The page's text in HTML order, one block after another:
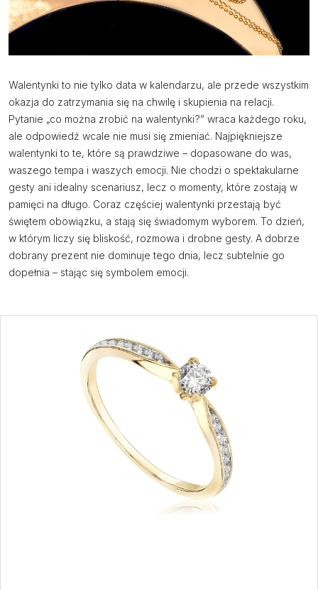
Walentynki to nie tylko data w kalendarzu, ale przede wszystkim
okazja do zatrzymania się na chwilę i skupienia na relacji.
Pytanie „co można zrobić na walentynki?” wraca każdego roku,
ale odpowiedź wcale nie musi się zmieniać. Najpiękniejsze
walentynki to te, które są prawdziwe – dopasowane do was,
waszego tempa i waszych emocji. Nie chodzi o spektakularne
gesty ani idealny scenariusz, lecz o momenty, które zostają w
pamięci na długo. Coraz częściej walentynki przestają być
świętem obowiązku, a stają się świadomym wyborem. To dzień,
w którym liczy się bliskość, rozmowa i drobne gesty. A dobrze
dobrany prezent nie dominuje tego dnia, lecz subtelnie go
dopełnia – stając się symbolem emocji.